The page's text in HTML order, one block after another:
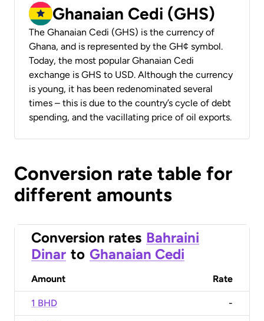
Ghanaian Cedi (GHS)
The Ghanaian Cedi (GHS) is the currency of
Ghana, and is represented by the GH¢ symbol.
Today, the most popular Ghanaian Cedi
exchange is GHS to USD. Although the currency
is young, it has been redenominated several
times – this is due to the country’s cycle of debt
spending, and the vacillating price of oil exports.
Conversion rate table for
different amounts
Conversion rates Bahraini
Dinar to Ghanaian Cedi
Amount Rate
1 BHD -